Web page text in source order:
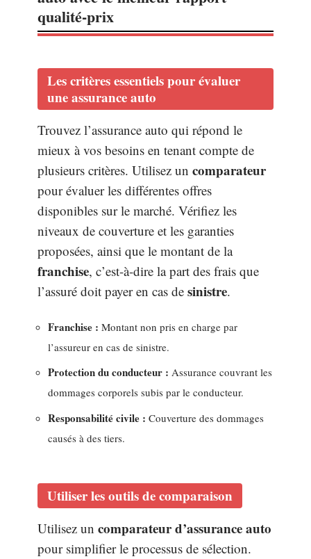
qualité-prix
Les critères essentiels pour évaluer
une assurance auto
Trouvez l’assurance auto qui répond le
mieux à vos besoins en tenant compte de
plusieurs critères. Utilisez un comparateur
pour évaluer les différentes offres
disponibles sur le marché. Vérifiez les
niveaux de couverture et les garanties
proposées, ainsi que le montant de la
franchise, c’est-à-dire la part des frais que
l’assuré doit payer en cas de sinistre.
Franchise : Montant non pris en charge par
l’assureur en cas de sinistre.
Protection du conducteur : Assurance couvrant les
dommages corporels subis par le conducteur.
Responsabilité civile : Couverture des dommages
causés à des tiers.
Utiliser les outils de comparaison
Utilisez un comparateur d’assurance auto
pour simplifier le processus de sélection.